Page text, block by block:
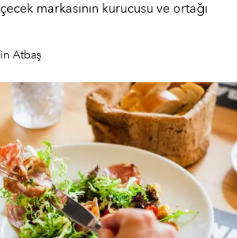
markasının kurucusu ve ortağı
Atbaş